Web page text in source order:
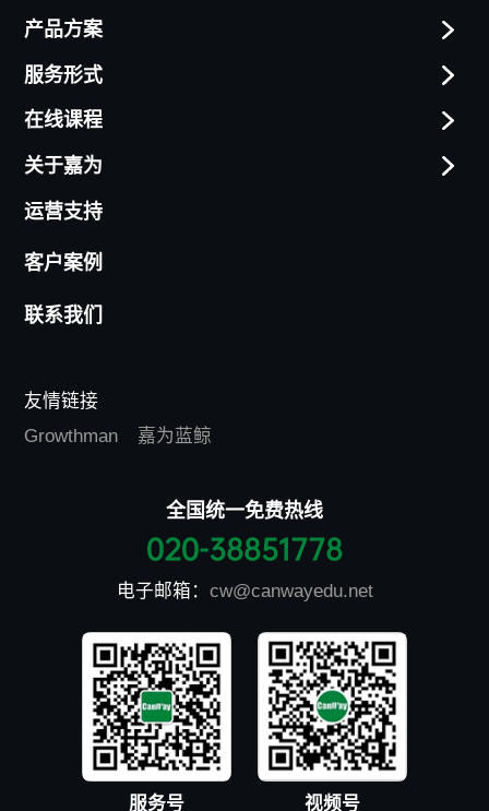
产品方案
服务形式
在线课程
关于嘉为
运营支持
客户案例
联系我们
友情链接
Growthman
嘉为蓝鲸
全国统一免费热线
020-38851778
电子邮箱： cw@canwayedu.net
服务号 视频号